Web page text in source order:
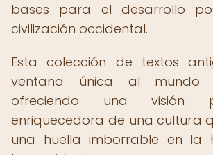
bases para el desarrollo
civilización occidental.
Esta colección de textos
ventana única al mundo
ofreciendo una visión
enriquecedora de una cultura
una huella imborrable en la